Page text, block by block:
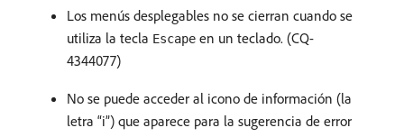
Los menús desplegables no se cierran cuando se
utiliza la tecla Escape en un teclado. (CQ-
4344077)
No se puede acceder al icono de información (la
letra “i”) que aparece para la sugerencia de error